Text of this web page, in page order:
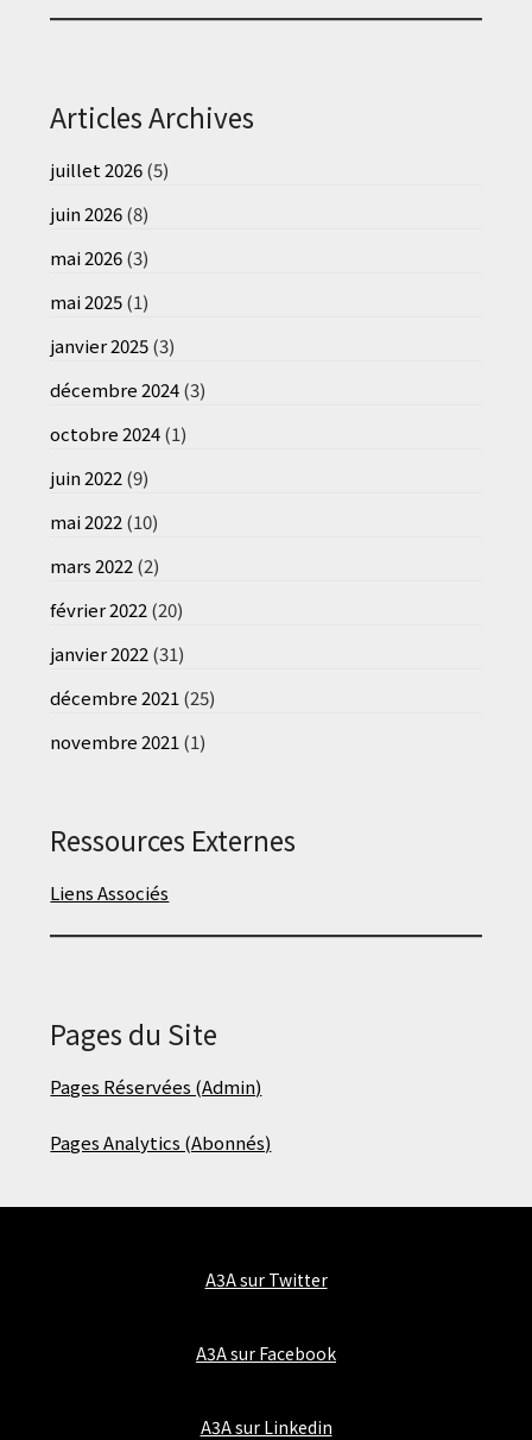
Articles Archives
juillet 2026(5)
juin 2026(8)
mai 2026(3)
mai 2025(1)
janvier 2025(3)
décembre 2024(3)
octobre 2024(1)
juin 2022(9)
mai 2022(10)
mars 2022(2)
février 2022(20)
janvier 2022(31)
décembre 2021 (25)
novembre 2021 (1)
Ressources Externes
Liens Associés
Pages du Site
Pages Réservées (Admin)
Pages Analytics (Abonnés)
A3A sur Twitter
A3A sur Facebook
A3A sur Linkedin